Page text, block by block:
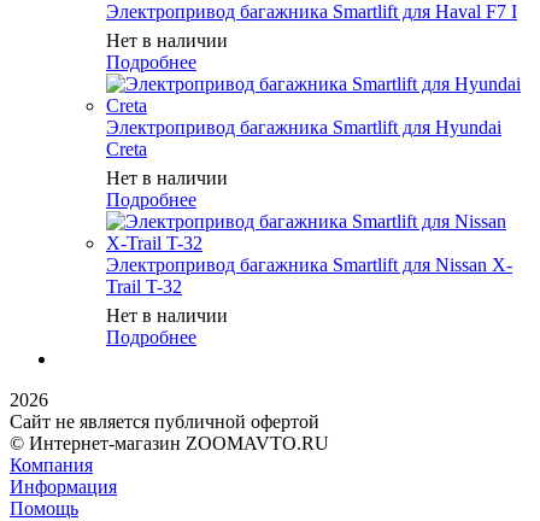
Электропривод багажника Smartlift для Haval F7 I
Нет в наличии
Подробнее
Электропривод багажника Smartlift для Hyundai
Creta
Нет в наличии
Подробнее
Электропривод багажника Smartlift для Nissan X-
Trail T-32
Нет в наличии
Подробнее
2026
Сайт не является публичной офертой
© Интернет-магазин ZOOMAVTO.RU
Компания
Информация
Помощь